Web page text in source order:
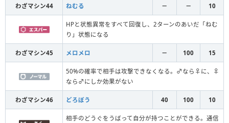
わざマシン44 ねむる － － 10
HPと状態異常をすべて回復し、2ターンのあいだ「ねむ
り」状態になる
わざマシン45 メロメロ － 100 15
50%の確率で相手は攻撃できなくなる。♂なら♀に、♀
なら♂にしか効果がない
わざマシン46 どろぼう 40 100 10
相手のどうぐをうばって自分が持つことができる。通信